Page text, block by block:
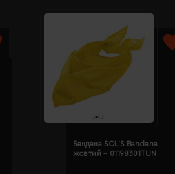
Бандана SOL'S Bandana
жовтий - 01198301TUN